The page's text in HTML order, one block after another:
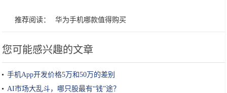
推荐阅读： 华为手机哪款值得购买
您可能感兴趣的文章
手机App开发价格5万和50万的差别
AI市场大乱斗，哪只股最有“钱”途？